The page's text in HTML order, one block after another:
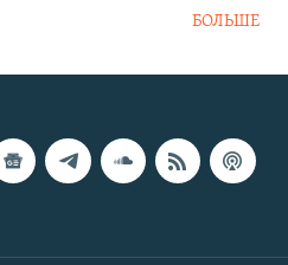
БОЛЬШЕ